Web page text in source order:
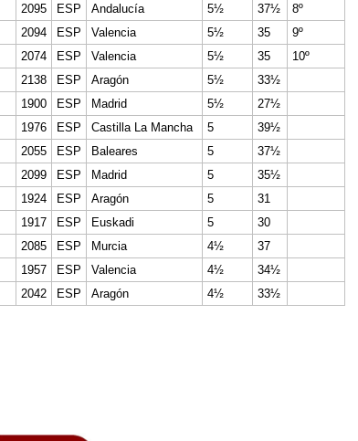
2095 ESP Andalucía 5½ 37½
8º
2094 ESP Valencia 5½ 35
9º
2074 ESP Valencia 5½ 35
10º
2138 ESP Aragón 5½
33½
1900 ESP Madrid 5½
27½
1976 ESP Castilla La Mancha 5
39½
2055 ESP Baleares 5
37½
2099 ESP Madrid 5
35½
1924 ESP Aragón 5
31
1917 ESP Euskadi 5
30
2085 ESP Murcia 4½
37
1957 ESP Valencia 4½
34½
2042 ESP Aragón 4½ 33½